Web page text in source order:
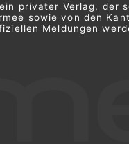
privater Verlag, der
sowie von den
Meldungen